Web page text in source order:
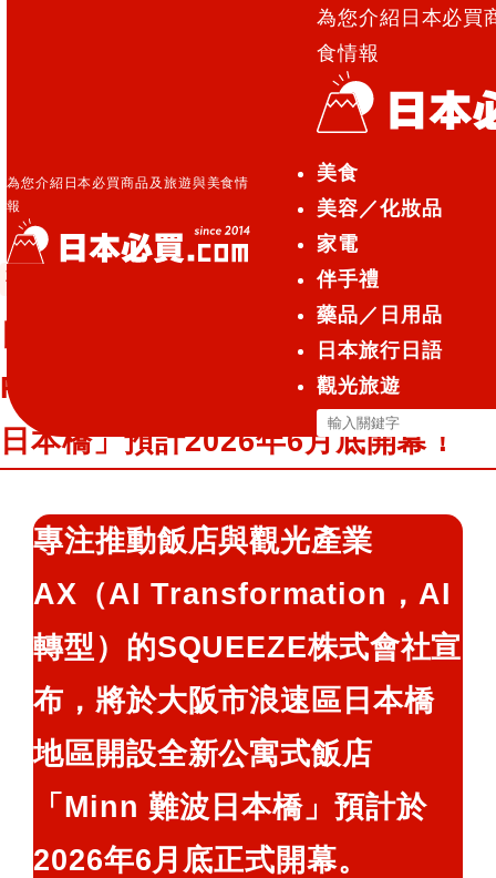
為您介紹日本必買商品及旅遊與美食情
報
為您介紹日本必買
食情報
美食
美容／化妝品
家電
伴手禮
藥品／日用品
日本旅行日語
觀光旅遊
搜
尋
鍵
字:
ROAD全新住宿誕生！「Minn 難波日本橋」預計2026
年6月底開幕！
觀光旅遊
日本文化聖地大阪日本橋OTA-
ROAD全新住宿誕生！「Minn 難波
日本橋」預計2026年6月底開幕！
專注推動飯店與觀光產業
AX（AI Transformation，AI
轉型）的SQUEEZE株式會社宣
布，將於大阪市浪速區日本橋
地區開設全新公寓式飯店
「Minn 難波日本橋」預計於
2026年6月底正式開幕。